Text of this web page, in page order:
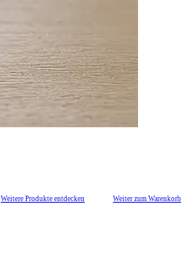
Weitere Produkte entdecken Weiter zum Warenkorb